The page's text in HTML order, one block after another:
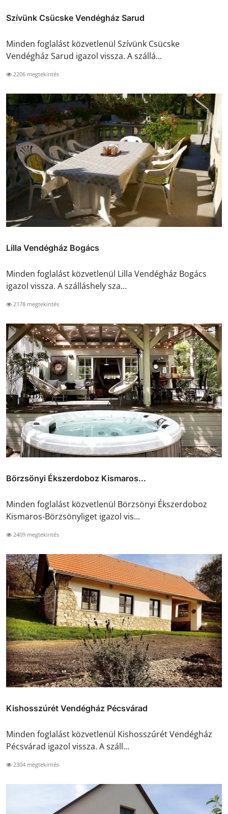
Szívünk Csücske Vendégház Sarud
Minden foglalást közvetlenül Szívünk Csücske
Vendégház Sarud igazol vissza. A szállá...
2206 megtekintés
Lilla Vendégház Bogács
Minden foglalást közvetlenül Lilla Vendégház Bogács
igazol vissza. A szálláshely sza...
2178 megtekintés
Börzsönyi Ékszerdoboz Kismaros...
Minden foglalást közvetlenül Börzsönyi Ékszerdoboz
Kismaros-Börzsönyliget igazol vis...
2409 megtekintés
Kishosszúrét Vendégház Pécsvárad
Minden foglalást közvetlenül Kishosszúrét Vendégház
Pécsvárad igazol vissza. A száll...
2304 megtekintés